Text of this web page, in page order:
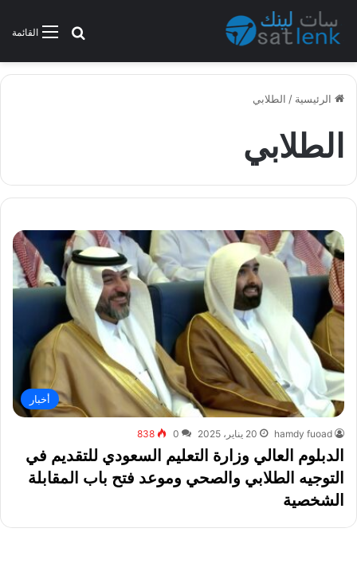
القائمةبحث عن
الرئيسية / الطلابي
الطلابي
أخبار
hamdy fuoad 20 يناير، 2025 0
838
الدبلوم العالي وزارة التعليم السعودي للتقديم في
التوجيه الطلابي والصحي وموعد فتح باب المقابلة
الشخصية